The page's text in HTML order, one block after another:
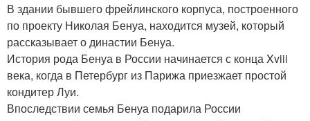
В здании бывшего фрейлинского корпуса, построенного
по проекту Николая Бенуа, находится музей, который
рассказывает о династии Бенуа.
История рода Бенуа в России начинается с конца Xviii
века, когда в Петербург из Парижа приезжает простой
кондитер Луи.
Впоследствии семья Бенуа подарила России